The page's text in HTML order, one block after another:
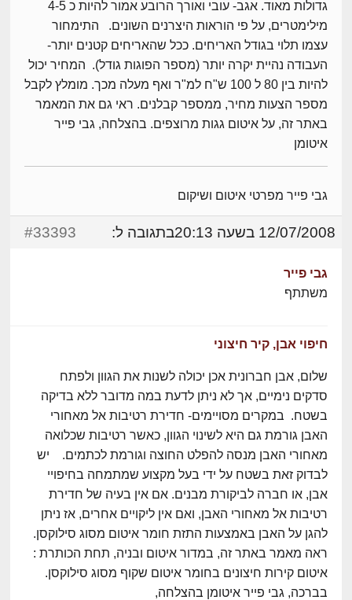
גדולות מאוד. אגב- עובי ואורך הרובע אמור להיות כ 4-5
מילימטרים, על פי הוראות היצרנים השונים. התימחור
עצמו תלוי בגודל האריחים. ככל שהאריחים קטנים יותר-
העבודה נהיית יקרה יותר (מספר הפוגות גודל). המחיר יכול
להיות בין 80 ל 100 ש"ח למ"ר ואף מעלה מכך. מומלץ לקבל
מספר הצעות מחיר, ממספר קבלנים. ראי גם את המאמר
באתר זה, על איטום גגות מרוצפים. בהצלחה, גבי פייר
איטומן
גבי פייר מפרטי איטום ושיקום
12/07/2008 בשעה 20:13 בתגובה ל: #33393
גבי פייר
משתתף
חיפוי אבן, קיר חיצוני
שלום, אבן חברונית אכן יכולה לשנות את הגוון ולפתח
סדקים נימיים, אך לא ניתן לדעת במה מדובר ללא בדיקה
בשטח. במקרים מסויימים- חדירת רטיבות אל מאחורי
האבן גורמת גם היא לשינוי הגוון, כאשר רטיבות שכלואה
מאחורי האבן מנסה להפלט החוצה וגורמת לכתמים. יש
לבדוק זאת בשטח על ידי בעל מקצוע שמתמחה בחיפויי
אבן, או חברה לביקורת מבנים. אם אין בעיה של חדירת
רטיבות אל מאחורי האבן, ואם אין ליקויים אחרים, אז ניתן
להגן על האבן באמצעות התזת חומר איטום מסוג סילוקסן.
ראה מאמר באתר זה, במדור איטום ובניה, תחת הכותרת :
איטום קירות חיצונים בחומר איטום שקוף מסוג סילוקסן.
בברכה, גבי פייר איטומן בהצלחה,